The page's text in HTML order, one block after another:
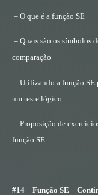
– O que é a função SE
– Quais são os símbolos
comparação
– Utilizando a função SE
um teste lógico
– Proposição de
função SE
#14 – Função SE –